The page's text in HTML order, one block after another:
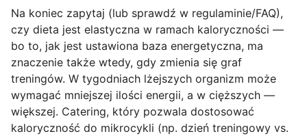
Na koniec zapytaj (lub sprawdź w regulaminie/FAQ),
czy dieta jest elastyczna w ramach kaloryczności —
bo to, jak jest ustawiona baza energetyczna, ma
znaczenie także wtedy, gdy zmienia się graf
treningów. W tygodniach lżejszych organizm może
wymagać mniejszej ilości energii, a w cięższych —
większej. Catering, który pozwala dostosować
kaloryczność do mikrocykli (np. dzień treningowy vs.